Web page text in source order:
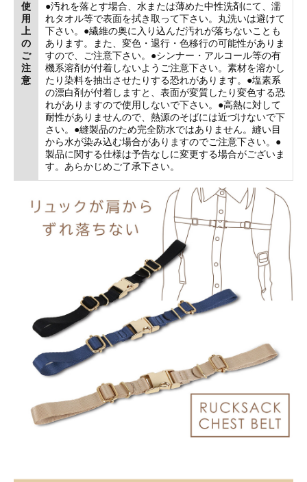
使
用
上
の
ご
注
意
●汚れを落とす場合、水または薄めた中性洗剤にて、濡
れタオル等で表面を拭き取って下さい。丸洗いは避けて
下さい。●繊維の奥に入り込んだ汚れが落ちないことも
あります。また、変色・退行・色移行の可能性がありま
すので、ご注意下さい。●シンナー・アルコール等の有
機系溶剤が付着しないようご注意下さい。素材を溶かし
たり染料を抽出させたりする恐れがあります。●塩素系
の漂白剤が付着しますと、表面が変質したり変色する恐
れがありますので使用しないで下さい。●高熱に対して
耐性がありませんので、熱源のそばには近づけないで下
さい。●縫製品のため完全防水ではありません。縫い目
から水が染み込む場合がありますのでご注意下さい。●
製品に関する仕様は予告なしに変更する場合がございま
す。あらかじめご了承下さい。